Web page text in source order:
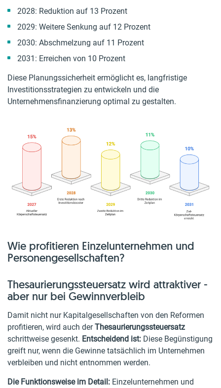
2028: Reduktion auf 13 Prozent
2029: Weitere Senkung auf 12 Prozent
2030: Abschmelzung auf 11 Prozent
2031: Erreichen von 10 Prozent
Diese Planungssicherheit ermöglicht es, langfristige
Investitionsstrategien zu entwickeln und die
Unternehmensfinanzierung optimal zu gestalten.
Wie profitieren Einzelunternehmen und
Personengesellschaften?
Thesaurierungssteuersatz wird attraktiver -
aber nur bei Gewinnverbleib
Damit nicht nur Kapitalgesellschaften von den Reformen
profitieren, wird auch derThesaurierungssteuersatz
schrittweise gesenkt. Entscheidend ist: Diese Begünstigung
greift nur, wenn die Gewinne tatsächlich im Unternehmen
verbleiben und nicht entnommen werden.
Die Funktionsweise im Detail: Einzelunternehmen und